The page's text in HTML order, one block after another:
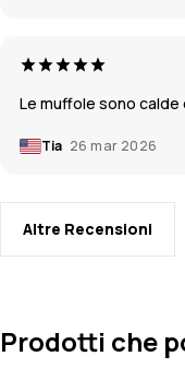
Le muffole sono
Tia 26 mar 2026
Altre Recensioni
Prodotti che